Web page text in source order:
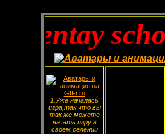
Hentay
1.Уже началась
игра,так что вы
так же можете
начать игру в
своём селении